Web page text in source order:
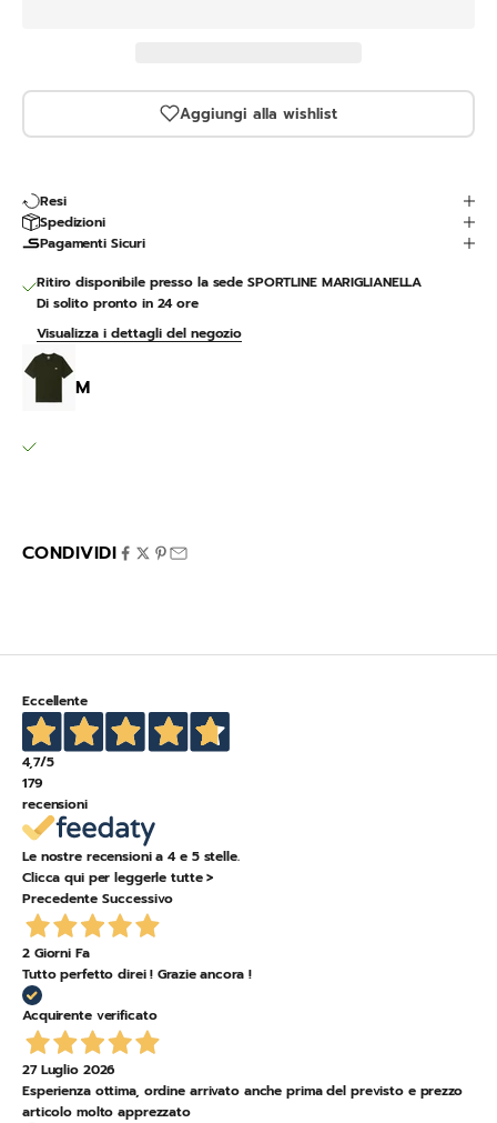
Aggiungi alla wishlist
Resi
Spedizioni
Pagamenti Sicuri
Ritiro disponibile presso la sede SPORTLINE MARIGLIANELLA
Di solito pronto in 24 ore
Visualizza i dettagli del negozio
M
CONDIVIDI
Eccellente
4,7/5
179
recensioni
Le nostre recensioni a 4 e 5 stelle.
Clicca qui per leggerle tutte >
Precedente Successivo
2 Giorni Fa
Tutto perfetto direi ! Grazie ancora !
Acquirente verificato
27 Luglio 2026
Esperienza ottima, ordine arrivato anche prima del previsto e prezzo
articolo molto apprezzato